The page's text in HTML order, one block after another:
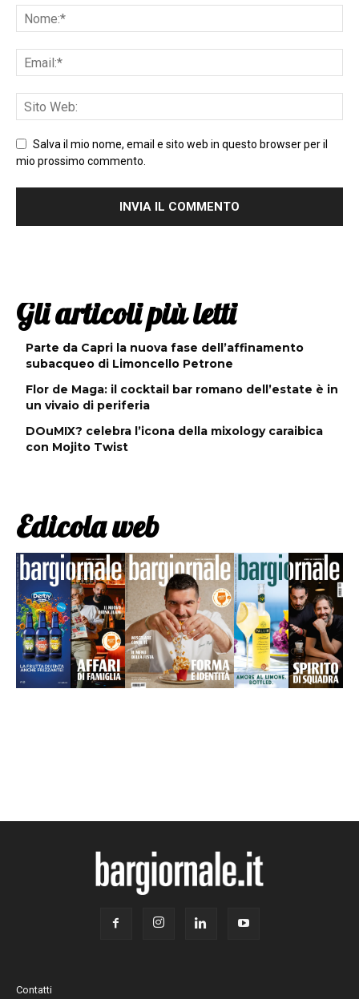
Salva il mio nome, email e sito web in questo browser per il
mio prossimo commento.
Gli articoli più letti
Parte da Capri la nuova fase dell’affinamento
subacqueo di Limoncello Petrone
Flor de Maga: il cocktail bar romano dell’estate è in
un vivaio di periferia
DOuMIX? celebra l’icona della mixology caraibica
con Mojito Twist
Edicola web
Contatti